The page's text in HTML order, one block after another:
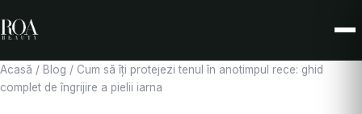
Acasă / Blog / Cum să îți protejezi tenul în anotimpul rece: ghid
complet de îngrijire a pielii iarna